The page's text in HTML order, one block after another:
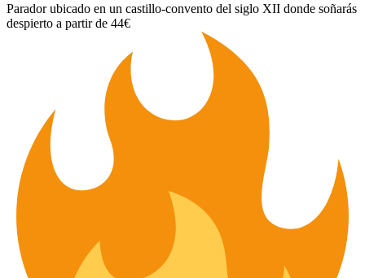
Parador ubicado en un castillo-convento del siglo XII donde soñarás
despierto a partir de 44€